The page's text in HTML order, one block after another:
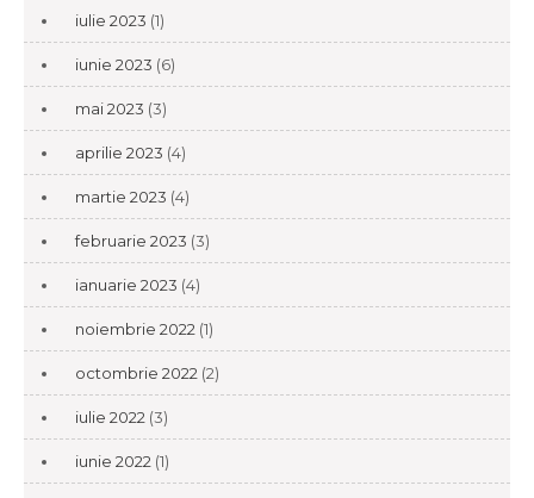
iulie 2023 (1)
iunie 2023 (6)
mai 2023 (3)
aprilie 2023 (4)
martie 2023 (4)
februarie 2023 (3)
ianuarie 2023 (4)
noiembrie 2022 (1)
octombrie 2022 (2)
iulie 2022 (3)
iunie 2022 (1)